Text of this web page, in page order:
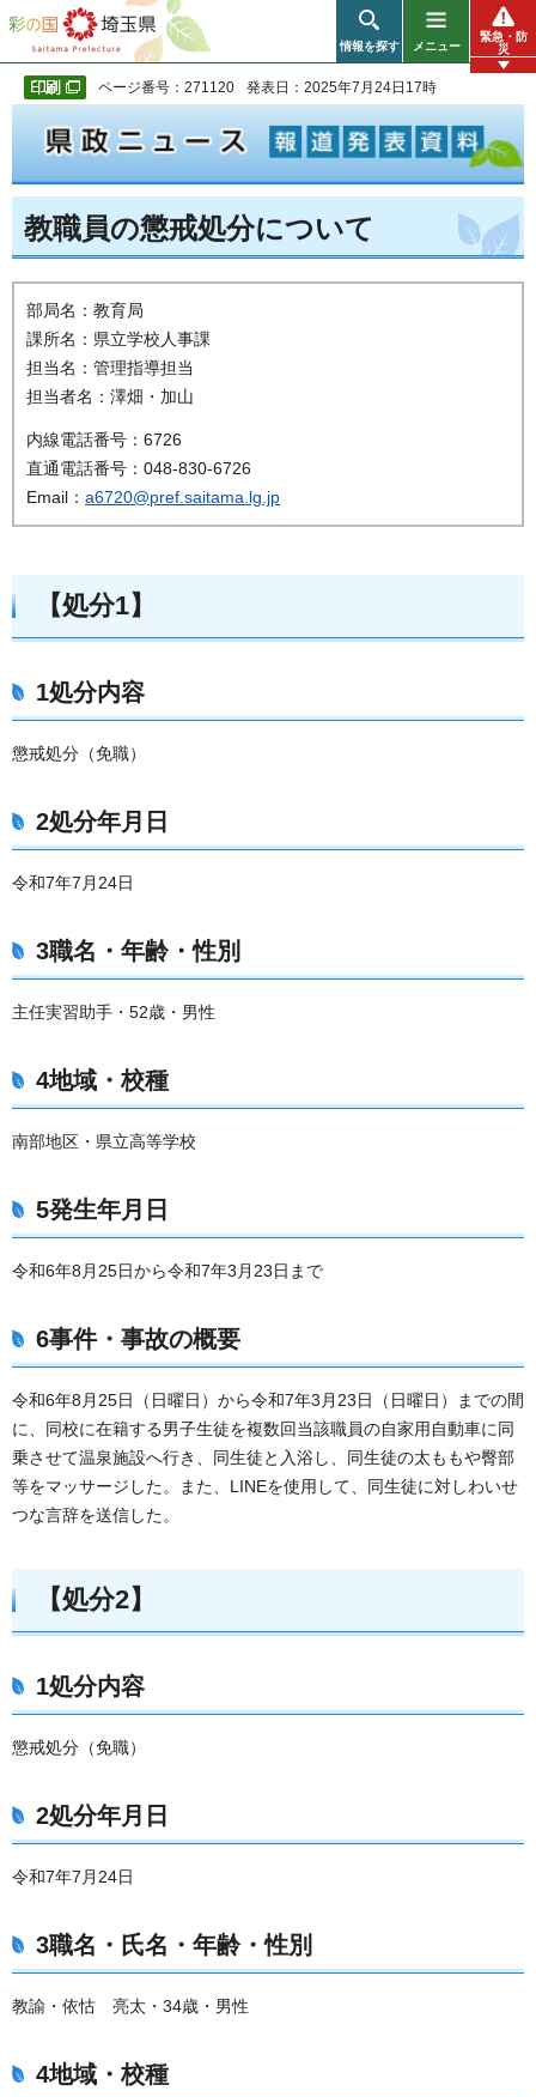
彩の国 埼玉県
情報を探す メニュー
緊急・防
災
ページ番号：271120 発表日：2025年7月24日17時
教職員の懲戒処分について
部局名：教育局
課所名：県立学校人事課
担当名：管理指導担当
担当者名：澤畑・加山
内線電話番号：6726
直通電話番号：048-830-6726
Email： a6720@pref.saitama.lg.jp
【処分1】
1処分内容
懲戒処分（免職）
2処分年月日
令和7年7月24日
3職名・年齢・性別
主任実習助手・52歳・男性
4地域・校種
南部地区・県立高等学校
5発生年月日
令和6年8月25日から令和7年3月23日まで
6事件・事故の概要
令和6年8月25日（日曜日）から令和7年3月23日（日曜日）までの間
に、同校に在籍する男子生徒を複数回当該職員の自家用自動車に同
乗させて温泉施設へ行き、同生徒と入浴し、同生徒の太ももや臀部
等をマッサージした。また、LINEを使用して、同生徒に対しわいせ
つな言辞を送信した。
【処分2】
1処分内容
懲戒処分（免職）
2処分年月日
令和7年7月24日
3職名・氏名・年齢・性別
教諭・依怙 亮太・34歳・男性
4地域・校種